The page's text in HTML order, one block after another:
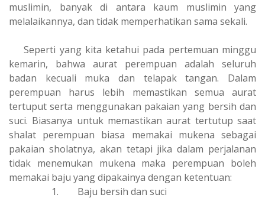
muslimin, banyak di antara kaum muslimin yang
melalaikannya, dan tidak memperhatikan sama sekali.
Seperti yang kita ketahui pada pertemuan minggu
kemarin, bahwa aurat perempuan adalah seluruh
badan kecuali muka dan telapak tangan. Dalam
perempuan harus lebih memastikan semua aurat
tertuput serta menggunakan pakaian yang bersih dan
suci. Biasanya untuk memastikan aurat tertutup saat
shalat perempuan biasa memakai mukena sebagai
pakaian sholatnya, akan tetapi jika dalam perjalanan
tidak menemukan mukena maka perempuan boleh
memakai baju yang dipakainya dengan ketentuan:
1.
Baju bersih dan suci